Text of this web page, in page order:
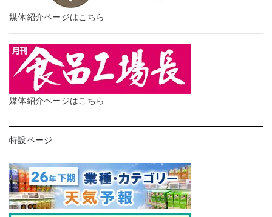
媒体紹介ページはこちら
媒体紹介ページはこちら
特設ページ